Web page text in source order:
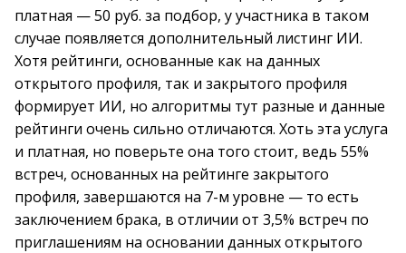
платная — 50 руб. за подбор, у участника в таком
случае появляется дополнительный листинг ИИ.
Хотя рейтинги, основанные как на данных
открытого профиля, так и закрытого профиля
формирует ИИ, но алгоритмы тут разные и данные
рейтинги очень сильно отличаются. Хоть эта услуга
и платная, но поверьте она того стоит, ведь 55%
встреч, основанных на рейтинге закрытого
профиля, завершаются на 7-м уровне — то есть
заключением брака, в отличии от 3,5% встреч по
приглашениям на основании данных открытого